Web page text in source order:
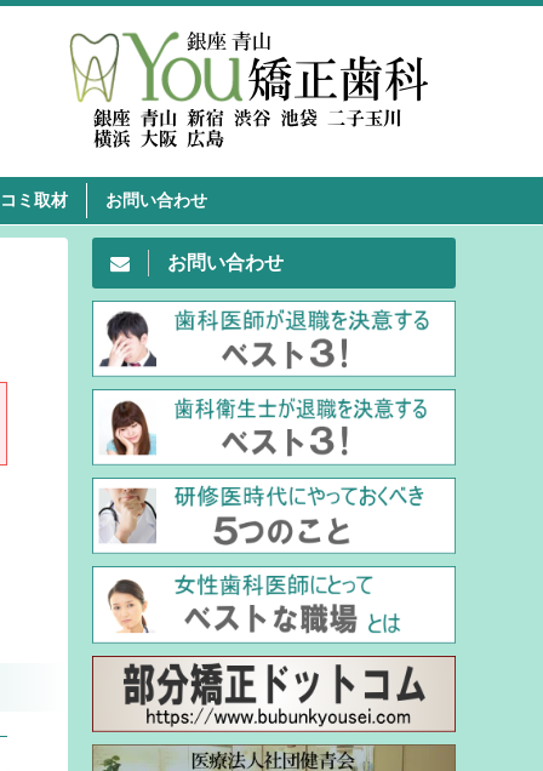
ミ取材 お問い合わせ
お問い合わせ